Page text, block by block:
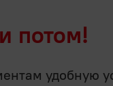
потом!
удобную